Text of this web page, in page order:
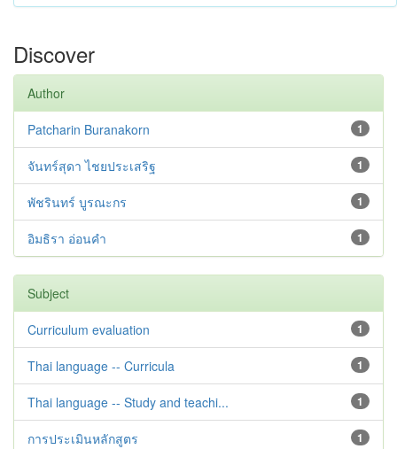
Discover
Author
1
Patcharin Buranakorn
1
จันทร์สุดา ไชยประเสริฐ
1
พัชรินทร์ บูรณะกร
1
อิมธิรา อ่อนคำ
Subject
1
Curriculum evaluation
1
Thai language -- Curricula
1
Thai language -- Study and teachi...
1
การประเมินหลักสูตร